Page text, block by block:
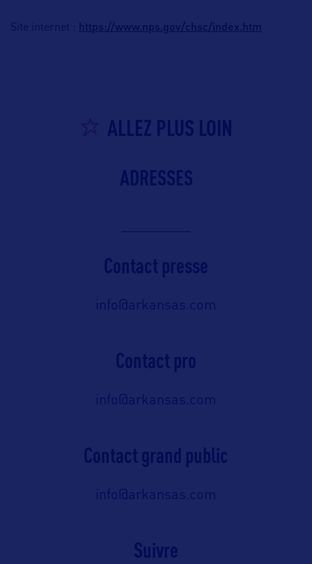
Site internet : https://www.nps.gov/chsc/index.htm
ALLEZ PLUS LOIN
ADRESSES
Contact presse
info@arkansas.com
Contact pro
info@arkansas.com
Contact grand public
info@arkansas.com
Suivre